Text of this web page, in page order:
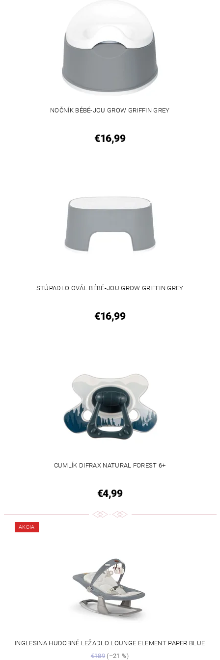
NOČNÍK BÉBÉ-JOU GROW GRIFFIN GREY
€16,99
STÚPADLO OVÁL BÉBÉ-JOU GROW GRIFFIN GREY
€16,99
CUMLÍK DIFRAX NATURAL FOREST 6+
€4,99
AKCIA
INGLESINA HUDOBNÉ LEŽADLO LOUNGE ELEMENT PAPER BLUE
€189 (–21 %)